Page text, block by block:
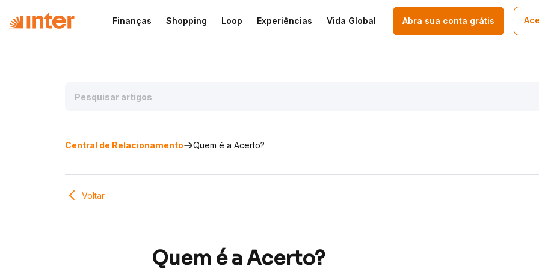
Finanças Shopping Loop Experiências Vida Global Abra sua conta grátis
Central de Relacionamento Quem é a Acerto?
Voltar
Quem é a Acerto?